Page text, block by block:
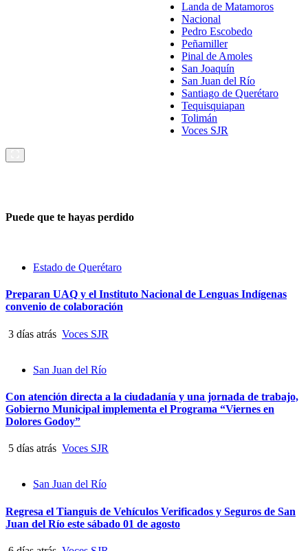
Landa de Matamoros
Nacional
Pedro Escobedo
Peñamiller
Pinal de Amoles
San Joaquín
San Juan del Río
Santiago de Querétaro
Tequisquiapan
Tolimán
Voces SJR
Puede que te hayas perdido
Estado de Querétaro
Preparan UAQ y el Instituto Nacional de Lenguas Indígenas
convenio de colaboración
3 días atrás Voces SJR
San Juan del Río
Con atención directa a la ciudadanía y una jornada de trabajo,
Gobierno Municipal implementa el Programa “Viernes en
Dolores Godoy”
5 días atrás Voces SJR
San Juan del Río
Regresa el Tianguis de Vehículos Verificados y Seguros de San
Juan del Río este sábado 01 de agosto